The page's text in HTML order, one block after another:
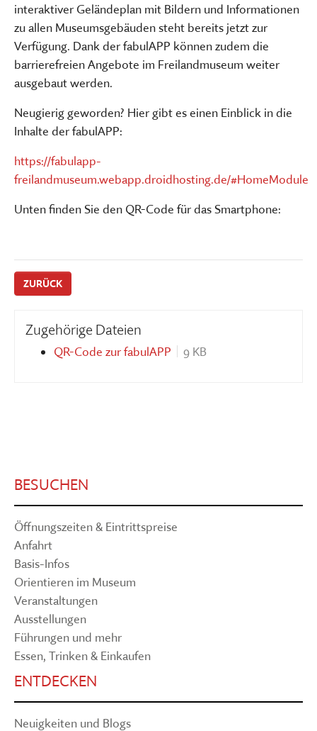
interaktiver Geländeplan mit Bildern und Informationen
zu allen Museumsgebäuden steht bereits jetzt zur
Verfügung. Dank der fabulAPP können zudem die
barrierefreien Angebote im Freilandmuseum weiter
ausgebaut werden.
Neugierig geworden? Hier gibt es einen Einblick in die
Inhalte der fabulAPP:
https://fabulapp-
freilandmuseum.webapp.droidhosting.de/#HomeModule
Unten finden Sie den QR-Code für das Smartphone:
ZURÜCK
Zugehörige Dateien
QR-Code zur fabulAPP 9 KB
BESUCHEN
Öffnungszeiten & Eintrittspreise
Anfahrt
Basis-Infos
Orientieren im Museum
Veranstaltungen
Ausstellungen
Führungen und mehr
Essen, Trinken & Einkaufen
ENTDECKEN
Neuigkeiten und Blogs